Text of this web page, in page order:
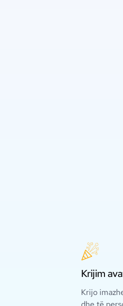
Krijim
Krijo